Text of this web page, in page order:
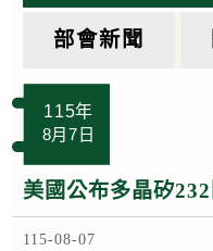
部會新聞
115年
8月7日
115-08-07